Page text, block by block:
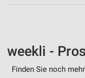
weekli -
Finden Sie noch